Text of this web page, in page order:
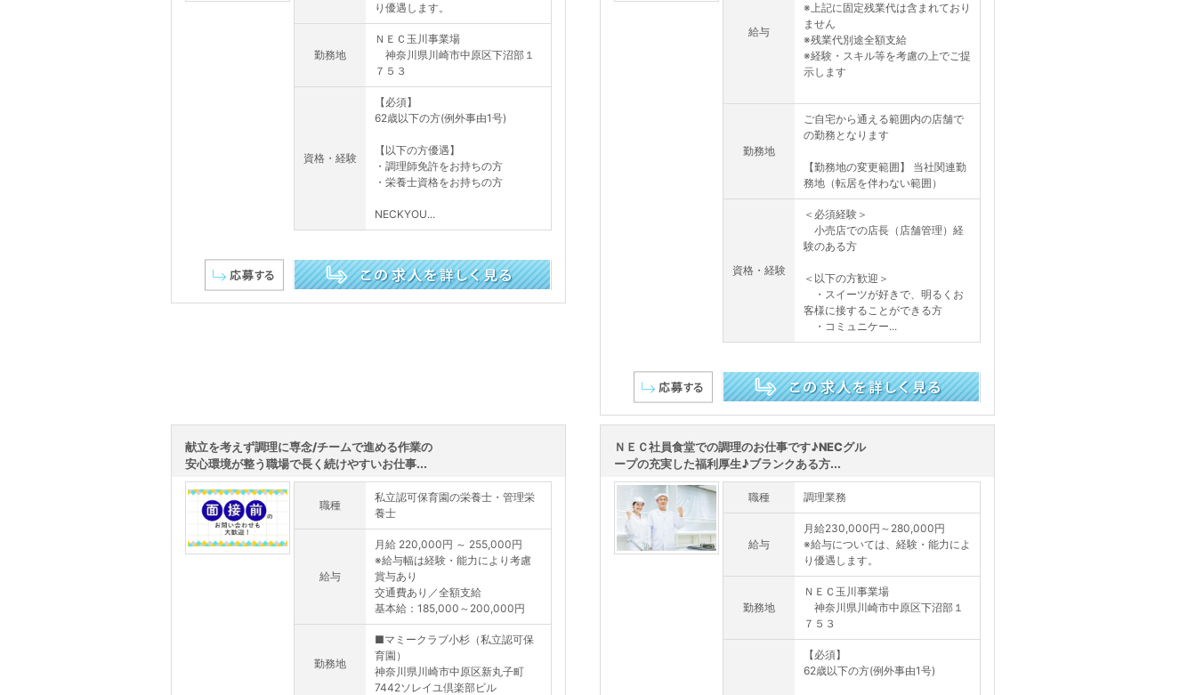
り優遇します。
勤務地
ＮＥＣ玉川事業場
神奈川県川崎市中原区下沼部１
７５３
資格・経験
【必須】
62歳以下の方(例外事由1号)
【以下の方優遇】
・調理師免許をお持ちの方
・栄養士資格をお持ちの方
NECKYOU...
給与
※上記に固定残業代は含まれており
ません
※残業代別途全額支給
※経験・スキル等を考慮の上でご提
示します
勤務地
ご自宅から通える範囲内の店舗で
の勤務となります
【勤務地の変更範囲】 当社関連勤
務地（転居を伴わない範囲）
資格・経験
＜必須経験＞
小売店での店長（店舗管理）経
験のある方
＜以下の方歓迎＞
・スイーツが好きで、明るくお
客様に接することができる方
・コミュニケー...
献立を考えず調理に専念/チームで進める作業の
安心環境が整う職場で長く続けやすいお仕事...
職種
私立認可保育園の栄養士・管理栄
養士
給与
月給 220,000円 ～ 255,000円
※給与幅は経験・能力により考慮
賞与あり
交通費あり／全額支給
基本給：185,000～200,000円
勤務地
■マミークラブ小杉（私立認可保
育園）
神奈川県川崎市中原区新丸子町
7442ソレイユ倶楽部ビル
ＮＥＣ社員食堂での調理のお仕事です♪NECグル
ープの充実した福利厚生♪ブランクある方...
職種 調理業務
給与
月給230,000円～280,000円
※給与については、経験・能力によ
り優遇します。
勤務地
ＮＥＣ玉川事業場
神奈川県川崎市中原区下沼部１
７５３
【必須】
62歳以下の方(例外事由1号)